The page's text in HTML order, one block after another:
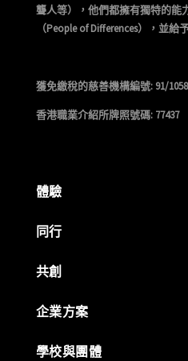
聾人等），他們都擁有獨特的能
（People of Differences），並
獲免繳稅的慈善機構編號: 91/
香港職業介紹所牌照號碼: 77437
體驗
同行
共創
企業方案
學校與團體